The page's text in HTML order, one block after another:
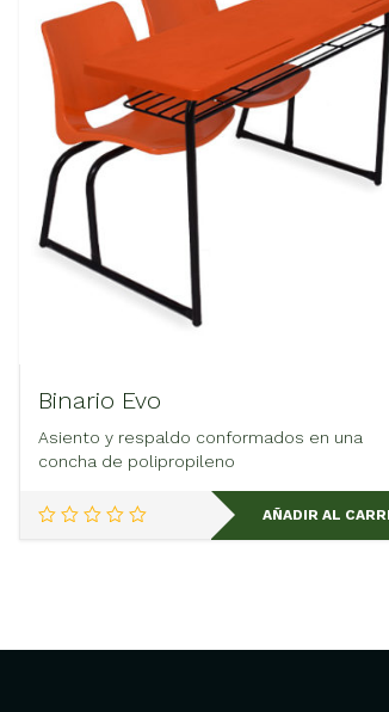
Binario Evo
Asiento y respaldo conformados en una
concha de polipropileno
AÑADIR AL